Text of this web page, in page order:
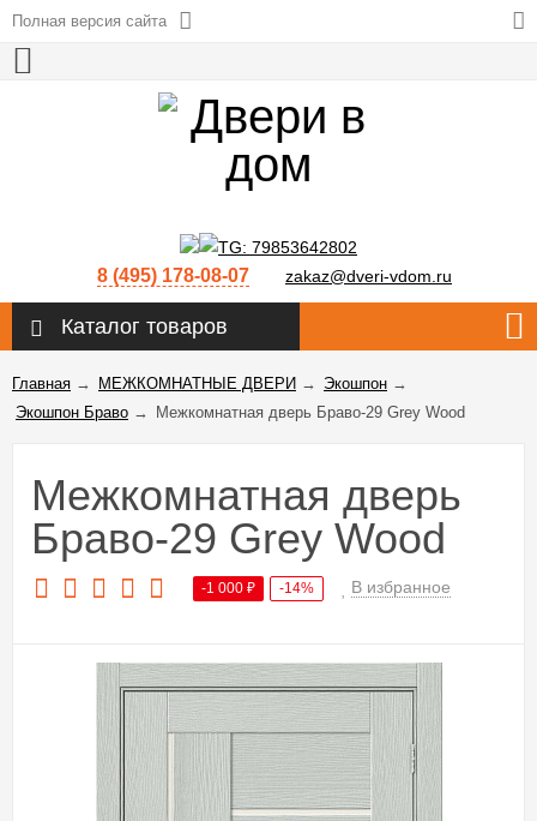
Полная версия сайта
8 (495) 178-08-07 zakaz@dveri-vdom.ru
Каталог товаров
Главная → МЕЖКОМНАТНЫЕ ДВЕРИ → Экошпон →
Экошпон Браво → Межкомнатная дверь Браво-29 Grey Wood
Межкомнатная дверь
Браво-29 Grey Wood
-1 000 ₽ -14% В избранное